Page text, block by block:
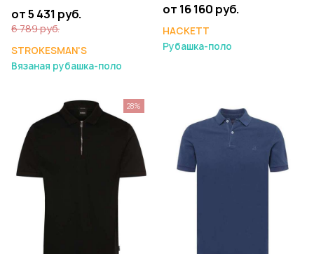
от 5 431 руб.
6 789 руб.
STROKESMAN'S
Вязаная рубашка-поло
от 16 160 руб.
HACKETT
Рубашка-поло
28%